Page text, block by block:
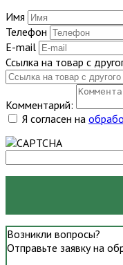
Имя
Телефон
E-mail
Ссылка на товар с
Комментарий:
Я согласен на
Возникли вопросы?
Отправьте заявку на